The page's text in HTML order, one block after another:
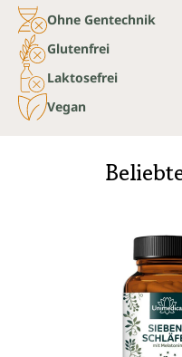
Ohne Gentechnik
Glutenfrei
Laktosefrei
Vegan